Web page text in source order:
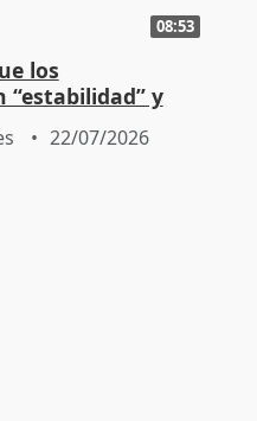
08:53
los
“estabilidad” y
con Feijóo
22/07/2026